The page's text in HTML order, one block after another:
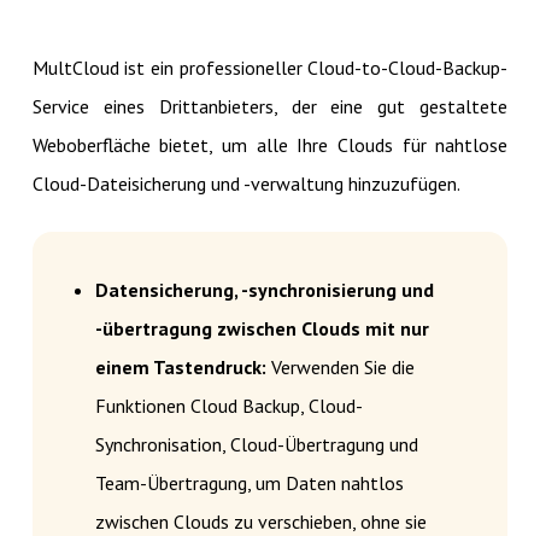
MultCloud ist ein professioneller Cloud-to-Cloud-Backup-
Service eines Drittanbieters, der eine gut gestaltete
Weboberfläche bietet, um alle Ihre Clouds für nahtlose
Cloud-Dateisicherung und -verwaltung hinzuzufügen.
Datensicherung, -synchronisierung und
-übertragung zwischen Clouds mit nur
einem Tastendruck: Verwenden Sie die
Funktionen Cloud Backup, Cloud-
Synchronisation, Cloud-Übertragung und
Team-Übertragung, um Daten nahtlos
zwischen Clouds zu verschieben, ohne sie